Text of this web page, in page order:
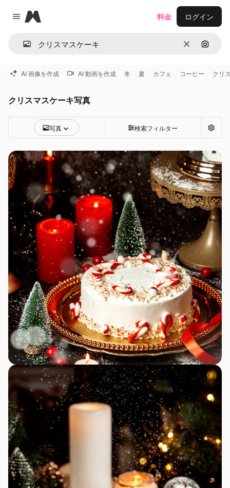
Close menu
Magnific
消去 画像で
料金 ログイン
AI 画像を作成 AI 動画を作成 冬 夏 カフェ コーヒー クリ
クリスマスケーキ写真
写真 検索フィルター